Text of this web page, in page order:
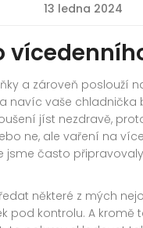
13 ledna 2024
a zároveň poslouží
navíc vaše
jíst nezdravě,
ne, ale vaření na
často
některé z mých
kontrolu. A kromě